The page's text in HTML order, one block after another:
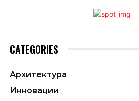
CATEGORIES
Архитектура
Инновации